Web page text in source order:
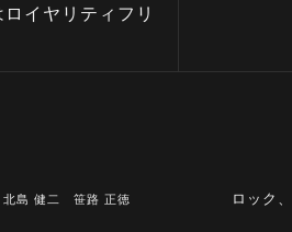
イヤリティフリ
島 健二 笹路 正徳
ロック